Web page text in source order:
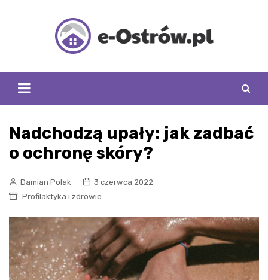
Nadchodzą upały: jak zadbać
o ochronę skóry?
Damian Polak
3 czerwca 2022
Profilaktyka i zdrowie